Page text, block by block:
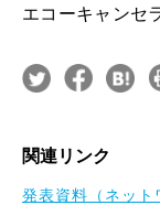
エコーキャンセ
関連リンク
発表資料（ネット